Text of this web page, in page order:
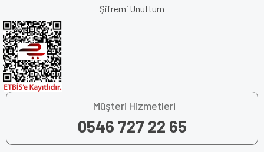
Şifremi Unuttum
Müşteri Hizmetleri
0546 727 22 65